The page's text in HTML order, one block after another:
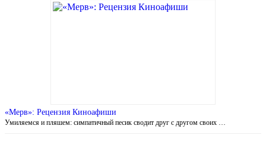
«Мерв»: Рецензия Киноафиши
Умиляемся и пляшем: симпатичный песик сводит друг с другом своих …